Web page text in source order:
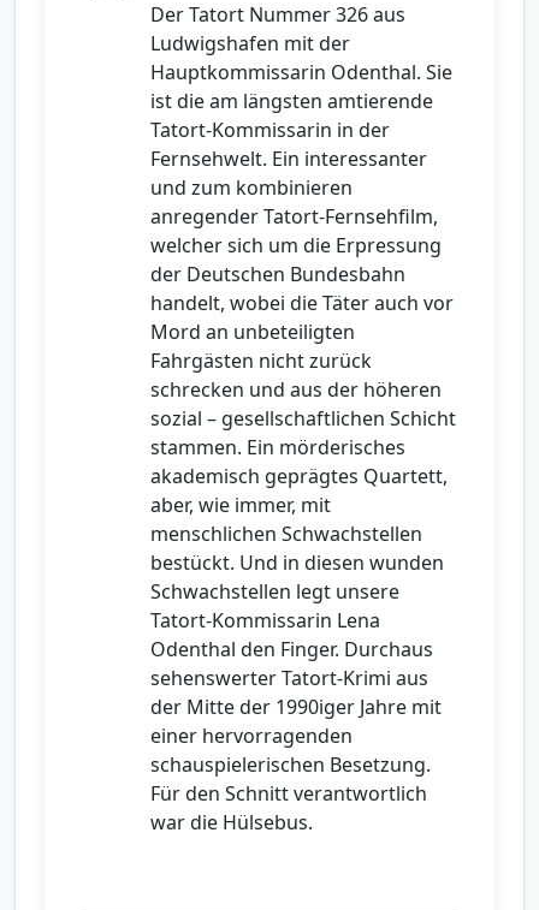
Der Tatort Nummer 326 aus
Ludwigshafen mit der
Hauptkommissarin Odenthal. Sie
ist die am längsten amtierende
Tatort-Kommissarin in der
Fernsehwelt. Ein interessanter
und zum kombinieren
anregender Tatort-Fernsehfilm,
welcher sich um die Erpressung
der Deutschen Bundesbahn
handelt, wobei die Täter auch vor
Mord an unbeteiligten
Fahrgästen nicht zurück
schrecken und aus der höheren
sozial – gesellschaftlichen Schicht
stammen. Ein mörderisches
akademisch geprägtes Quartett,
aber, wie immer, mit
menschlichen Schwachstellen
bestückt. Und in diesen wunden
Schwachstellen legt unsere
Tatort-Kommissarin Lena
Odenthal den Finger. Durchaus
sehenswerter Tatort-Krimi aus
der Mitte der 1990iger Jahre mit
einer hervorragenden
schauspielerischen Besetzung.
Für den Schnitt verantwortlich
war die Hülsebus.